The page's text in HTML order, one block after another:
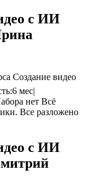
с ИИ
Создание видео
мес|
нет Всё
Все разложено
с ИИ